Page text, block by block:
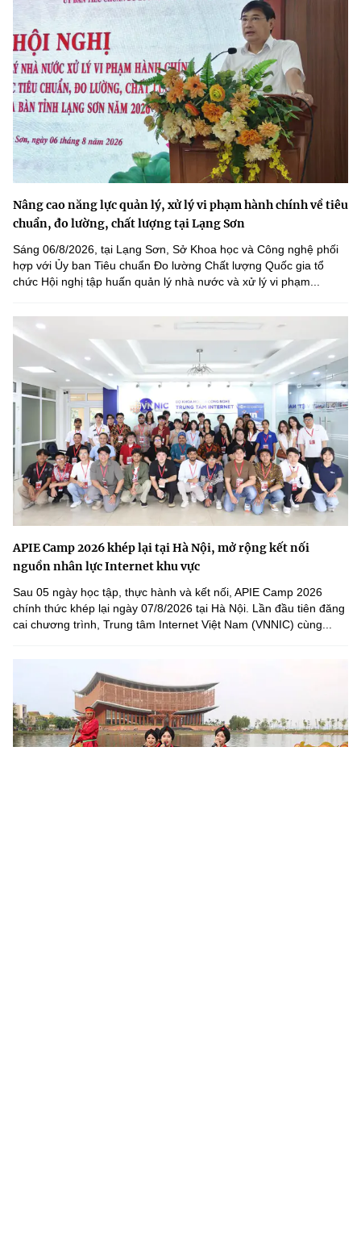
Nâng cao năng lực quản lý, xử lý vi phạm hành chính về tiêu
chuẩn, đo lường, chất lượng tại Lạng Sơn
Sáng 06/8/2026, tại Lạng Sơn, Sở Khoa học và Công nghệ phối
hợp với Ủy ban Tiêu chuẩn Đo lường Chất lượng Quốc gia tổ
chức Hội nghị tập huấn quản lý nhà nước và xử lý vi phạm...
APIE Camp 2026 khép lại tại Hà Nội, mở rộng kết nối
nguồn nhân lực Internet khu vực
Sau 05 ngày học tập, thực hành và kết nối, APIE Camp 2026
chính thức khép lại ngày 07/8/2026 tại Hà Nội. Lần đầu tiên đăng
cai chương trình, Trung tâm Internet Việt Nam (VNNIC) cùng...